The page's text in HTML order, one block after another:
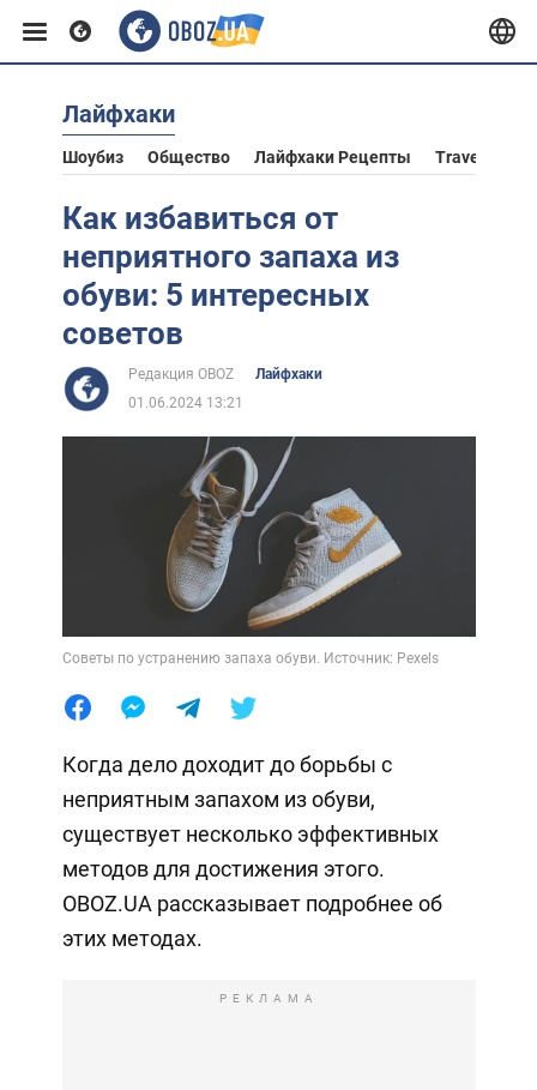
Европа
США
Азия
Африка
Жизнь
Лайфхаки
Шоубиз Общество Лайфхаки Рецепты Travel
Как избавиться от
неприятного запаха из
обуви: 5 интересных
советов
Редакция OBOZ
Лайфхаки
01.06.2024 13:21
Советы по устранению запаха обуви. Источник: Pexels
Когда дело доходит до борьбы с
неприятным запахом из обуви,
существует несколько эффективных
методов для достижения этого.
OBOZ.UA рассказывает подробнее об
этих методах.
РЕКЛАМА